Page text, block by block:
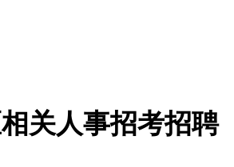
关人事招考招聘